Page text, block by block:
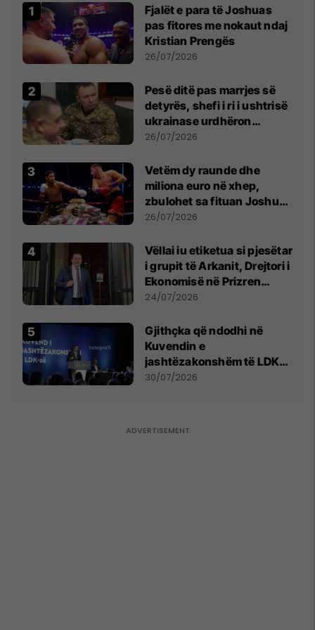
Fjalët e para të Joshuas
pas fitores me nokaut ndaj
Kristian Prengës
26/07/2026
Pesë ditë pas marrjes së
detyrës, shefi i ri i ushtrisë
ukrainase urdhëron
kontroll të madh
26/07/2026
Vetëm dy raunde dhe
miliona euro në xhep,
zbulohet sa fituan Joshua
e Prenga
26/07/2026
Vëllai iu etiketua si pjesëtar
i grupit të Arkanit, Drejtori i
Ekonomisë në Prizren
mohon pretendimet
24/07/2026
Gjithçka që ndodhi në
Kuvendin e
jashtëzakonshëm të LDK-
së
30/07/2026